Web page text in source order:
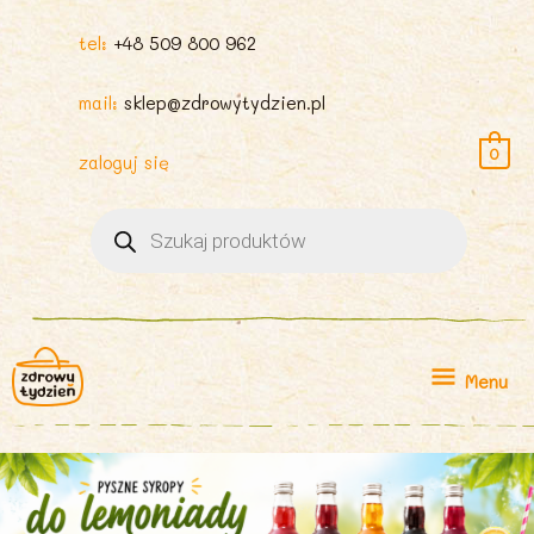
tel: +48 509 800 962
mail: sklep@zdrowytydzien.pl
zaloguj się
produktów
0
Menu
Menu